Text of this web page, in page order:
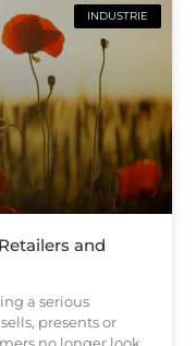
INDUSTRIE
and
a serious
presents or
no longer look